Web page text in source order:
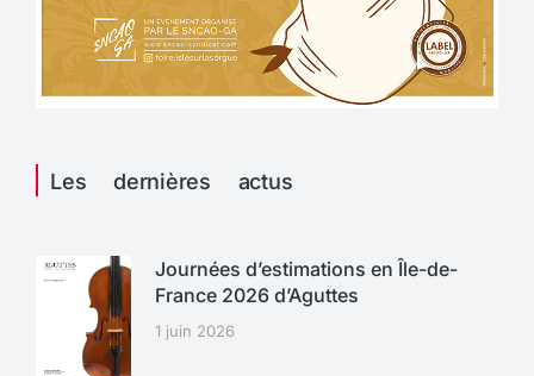
Les dernières actus
Journées d’estimations en Île-de-
France 2026 d’Aguttes
1 juin 2026